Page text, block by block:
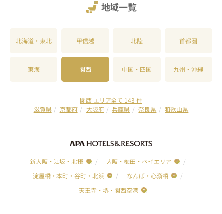
地域一覧
北海道・東北 甲信越 北陸 首都圏
東海 関西 中国・四国 九州・沖縄
関西 エリア全て 143 件
滋賀県
京都府 大阪府 兵庫県 奈良県 和歌山県
新大阪・江坂・北摂
大阪・梅田・ベイエリア
淀屋橋・本町・谷町・北浜
なんば・心斎橋
天王寺・堺・関西空港